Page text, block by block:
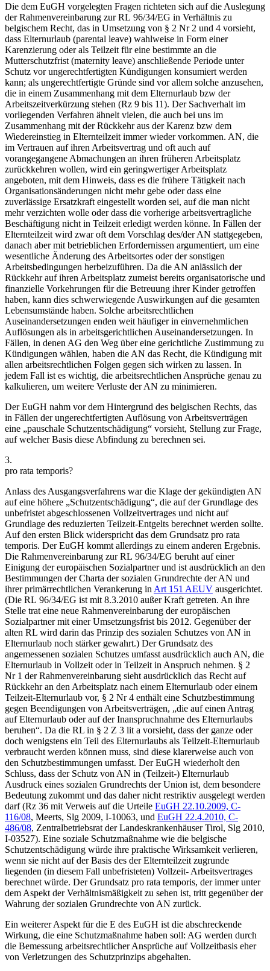
Die dem EuGH vorgelegten Fragen richteten sich auf die Auslegung
der Rahmenvereinbarung zur RL 96/34/EG in Verhältnis zu
belgischem Recht, das in Umsetzung von § 2 Nr 2 und 4 vorsieht,
dass Elternurlaub (parental leave) wahlweise in Form einer
Karenzierung oder als Teilzeit für eine bestimmte an die
Mutterschutzfrist (maternity leave) anschließende Periode unter
Schutz vor ungerechtfertigten Kündigungen konsumiert werden
kann; als ungerechtfertigte Gründe sind vor allem solche anzusehen,
die in einem Zusammenhang mit dem Elternurlaub bzw der
Arbeitszeitverkürzung stehen (Rz 9 bis 11). Der Sachverhalt im
vorliegenden Verfahren ähnelt vielen, die auch bei uns im
Zusammenhang mit der Rückkehr aus der Karenz bzw dem
Wiedereinstieg in Elternteilzeit immer wieder vorkommen. AN, die
im Vertrauen auf ihren Arbeitsvertrag und oft auch auf
vorangegangene Abmachungen an ihren früheren Arbeitsplatz
zurückkehren wollen, wird ein geringwertiger Arbeitsplatz
angeboten, mit dem Hinweis, dass es die frühere Tätigkeit nach
Organisationsänderungen nicht mehr gebe oder dass eine
zuverlässige Ersatzkraft eingestellt worden sei, auf die man nicht
mehr verzichten wolle oder dass die vorherige arbeitsvertragliche
Beschäftigung nicht in Teilzeit erledigt werden könne. In Fällen der
Elternteilzeit wird zwar oft dem Vorschlag des/der AN stattgegeben,
danach aber mit betrieblichen Erfordernissen argumentiert, um eine
wesentliche Änderung des Arbeitsortes oder der sonstigen
Arbeitsbedingungen herbeizuführen. Da die AN anlässlich der
Rückkehr auf ihren Arbeitsplatz zumeist bereits organisatorische und
finanzielle Vorkehrungen für die Betreuung ihrer Kinder getroffen
haben, kann dies schwerwiegende Auswirkungen auf die gesamten
Lebensumstände haben. Solche arbeitsrechtlichen
Auseinandersetzungen enden weit häufiger in einvernehmlichen
Auflösungen als in arbeitsgerichtlichen Auseinandersetzungen. In
Fällen, in denen AG den Weg über eine gerichtliche Zustimmung zu
Kündigungen wählen, haben die AN das Recht, die Kündigung mit
allen arbeitsrechtlichen Folgen gegen sich wirken zu lassen. In
jedem Fall ist es wichtig, die arbeitsrechtlichen Ansprüche genau zu
kalkulieren, um weitere Verluste der AN zu minimieren.
Der EuGH nahm vor dem Hintergrund des belgischen Rechts, das
in Fällen der ungerechtfertigten Auflösung von Arbeitsverträgen
eine „pauschale Schutzentschädigung“ vorsieht, Stellung zur Frage,
auf welcher Basis diese Abfindung zu berechnen sei.
3.
pro rata temporis?
Anlass des Ausgangsverfahrens war die Klage der gekündigten AN
auf eine höhere „Schutzentschädigung“, die auf der Grundlage des
unbefristet abgeschlossenen Vollzeitvertrages und nicht auf
Grundlage des reduzierten Teilzeit-Entgelts berechnet werden sollte.
Auf den ersten Blick widerspricht das dem Grundsatz pro rata
temporis. Der EuGH kommt allerdings zu einem anderen Ergebnis.
Die Rahmenvereinbarung zur RL 96/34/EG beruht auf einer
Einigung der europäischen Sozialpartner und ist ausdrücklich an den
Bestimmungen der Charta der sozialen Grundrechte der AN und
ihrer primärrechtlichen Verankerung in Art 151 AEUV ausgerichtet.
(Die RL 96/34/EG ist mit 8.3.2010 außer Kraft getreten. An ihre
Stelle trat eine neue Rahmenvereinbarung der europäischen
Sozialpartner mit einer Umsetzungsfrist bis 2012. Gegenüber der
alten RL wird darin das Prinzip des sozialen Schutzes von AN in
Elternurlaub noch stärker gewahrt.) Der Grundsatz des
angemessenen sozialen Schutzes umfasst ausdrücklich auch AN, die
Elternurlaub in Vollzeit oder in Teilzeit in Anspruch nehmen. § 2
Nr 1 der Rahmenvereinbarung sieht ausdrücklich das Recht auf
Rückkehr an den Arbeitsplatz nach einem Elternurlaub oder einem
Teilzeit-Elternurlaub vor, § 2 Nr 4 enthält eine Schutzbestimmung
gegen Beendigungen von Arbeitsverträgen, „die auf einen Antrag
auf Elternurlaub oder auf der Inanspruchnahme des Elternurlaubs
beruhen“. Da die RL in § 2 Z 3 lit a vorsieht, dass der ganze oder
doch wenigstens ein Teil des Elternurlaubs als Teilzeit-Elternurlaub
verbraucht werden können muss, sind diese klarerweise auch von
den Schutzbestimmungen umfasst. Der EuGH wiederholt den
Schluss, dass der Schutz von AN in (Teilzeit-) Elternurlaub
Ausdruck eines sozialen Grundrechts der Union ist, dem besondere
Bedeutung zukommt und das daher nicht restriktiv ausgelegt werden
darf (Rz 36 mit Verweis auf die Urteile EuGH 22.10.2009, C-
116/08, Meerts, Slg 2009, I-10063, und EuGH 22.4.2010, C-
486/08, Zentralbetriebsrat der Landeskrankenhäuser Tirol, Slg 2010,
I-03527). Eine soziale Schutzmaßnahme wie die belgische
Schutzentschädigung würde ihre praktische Wirksamkeit verlieren,
wenn sie nicht auf der Basis des der Elternteilzeit zugrunde
liegenden (in diesem Fall unbefristeten) Vollzeit- Arbeitsvertrages
berechnet würde. Der Grundsatz pro rata temporis, der immer unter
dem Aspekt der Verhältnismäßigkeit zu sehen ist, tritt gegenüber der
Wahrung der sozialen Grundrechte von AN zurück.
Ein weiterer Aspekt für die E des EuGH ist die abschreckende
Wirkung, die eine Schutzmaßnahme haben soll: AG werden durch
die Bemessung arbeitsrechtlicher Ansprüche auf Vollzeitbasis eher
von Verletzungen des Schutzprinzips abgehalten.